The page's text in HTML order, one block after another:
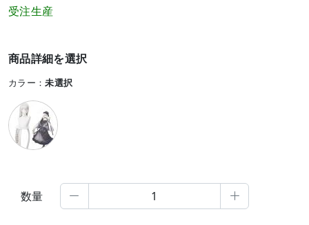
受注生産
商品詳細を選択
カラー：未選択
数量  